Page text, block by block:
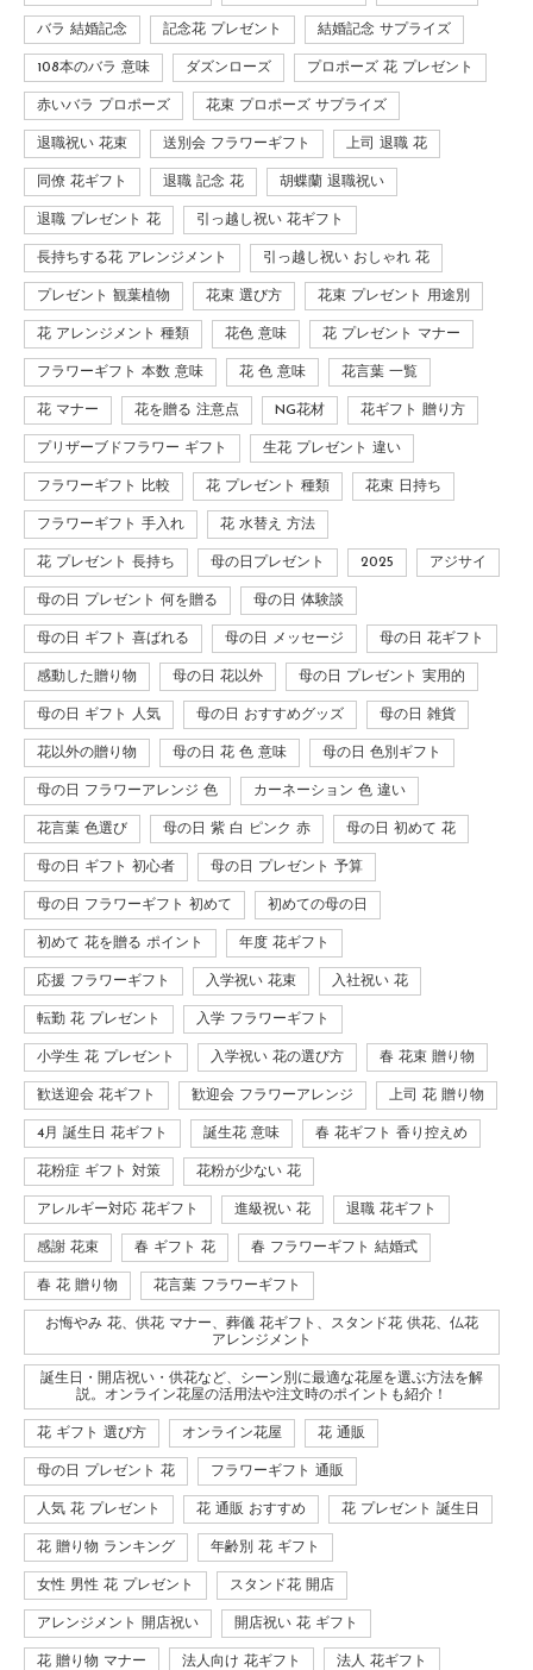
バラ 結婚記念 記念花 プレゼント 結婚記念 サプライズ
108本のバラ 意味 ダズンローズ プロポーズ 花 プレゼント
赤いバラ プロポーズ 花束 プロポーズ サプライズ
退職祝い 花束 送別会 フラワーギフト 上司 退職 花
同僚 花ギフト 退職 記念 花 胡蝶蘭 退職祝い
退職 プレゼント 花 引っ越し祝い 花ギフト
長持ちする花 アレンジメント 引っ越し祝い おしゃれ 花
プレゼント 観葉植物 花束 選び方 花束 プレゼント 用途別
花 アレンジメント 種類 花色 意味 花 プレゼント マナー
フラワーギフト 本数 意味 花 色 意味 花言葉 一覧
花 マナー 花を贈る 注意点 NG花材 花ギフト 贈り方
プリザーブドフラワー ギフト 生花 プレゼント 違い
フラワーギフト 比較 花 プレゼント 種類 花束 日持ち
フラワーギフト 手入れ 花 水替え 方法
花 プレゼント 長持ち 母の日プレゼント 2025 アジサイ
母の日 プレゼント 何を贈る 母の日 体験談
母の日 ギフト 喜ばれる 母の日 メッセージ 母の日 花ギフト
感動した贈り物 母の日 花以外 母の日 プレゼント 実用的
母の日 ギフト 人気 母の日 おすすめグッズ 母の日 雑貨
花以外の贈り物 母の日 花 色 意味 母の日 色別ギフト
母の日 フラワーアレンジ 色 カーネーション 色 違い
花言葉 色選び 母の日 紫 白 ピンク 赤 母の日 初めて 花
母の日 ギフト 初心者 母の日 プレゼント 予算
母の日 フラワーギフト 初めて 初めての母の日
初めて 花を贈る ポイント 年度 花ギフト
応援 フラワーギフト 入学祝い 花束 入社祝い 花
転勤 花 プレゼント 入学 フラワーギフト
小学生 花 プレゼント 入学祝い 花の選び方 春 花束 贈り物
歓送迎会 花ギフト 歓迎会 フラワーアレンジ 上司 花 贈り物
4月 誕生日 花ギフト 誕生花 意味 春 花ギフト 香り控えめ
花粉症 ギフト 対策 花粉が少ない 花
アレルギー対応 花ギフト 進級祝い 花 退職 花ギフト
感謝 花束 春 ギフト 花 春 フラワーギフト 結婚式
春 花 贈り物 花言葉 フラワーギフト
お悔やみ 花、供花 マナー、葬儀 花ギフト、スタンド花 供花、仏花
アレンジメント
誕生日・開店祝い・供花など、シーン別に最適な花屋を選ぶ方法を解
説。オンライン花屋の活用法や注文時のポイントも紹介！
花 ギフト 選び方 オンライン花屋 花 通販
母の日 プレゼント 花 フラワーギフト 通販
人気 花 プレゼント 花 通販 おすすめ 花 プレゼント 誕生日
花 贈り物 ランキング 年齢別 花 ギフト
女性 男性 花 プレゼント スタンド花 開店
アレンジメント 開店祝い 開店祝い 花 ギフト
花 贈り物 マナー 法人向け 花ギフト 法人 花ギフト